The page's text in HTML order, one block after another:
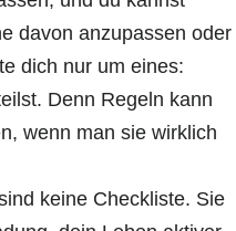
davon anzupassen oder
dich nur um eines:
Denn Regeln kann
wenn man sie wirklich
keine Checkliste. Sie